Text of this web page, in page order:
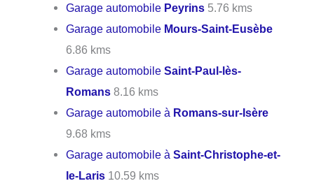
Garage automobile Peyrins 5.76 kms
Garage automobile Mours-Saint-Eusèbe
6.86 kms
Garage automobileSaint-Paul-lès-
Romans 8.16 kms
Garage automobile à Romans-sur-Isère
9.68 kms
Garage automobile àSaint-Christophe-et-
le-Laris 10.59 kms